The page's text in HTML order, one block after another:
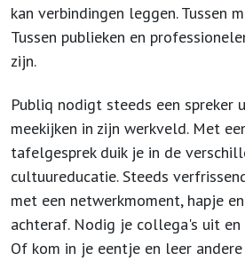
kan verbindingen leggen. Tussen
Tussen publieken en
zijn.
Publiq nodigt steeds een spreker
meekijken in zijn werkveld. Met
tafelgesprek duik je in de
cultuureducatie. Steeds
met een netwerkmoment, hapje
achteraf. Nodig je collega's uit en
Of kom in je eentje en leer